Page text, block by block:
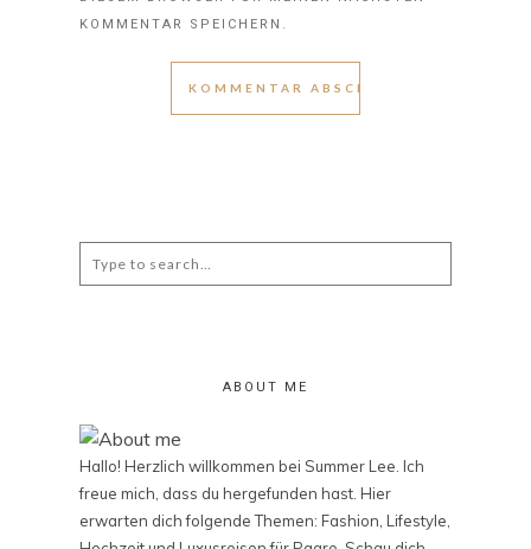
KOMMENTAR SPEICHERN.
for:
ABOUT ME
Hallo! Herzlich willkommen bei Summer Lee. Ich
freue mich, dass du hergefunden hast. Hier
erwarten dich folgende Themen: Fashion, Lifestyle,